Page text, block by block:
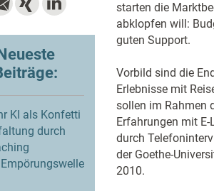
KI als Konfetti
durch
starten die
abklopfen will:
guten Support.
Vorbild sind die
Erlebnisse mit
sollen im Rahmen
Erfahrungen mit
durch
der Goethe-
2010.